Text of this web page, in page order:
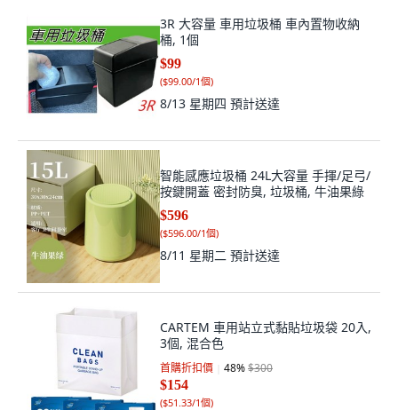
3R 大容量 車用垃圾桶 車內置物收納
桶, 1個
$99
($99.00/1個)
8/13 星期四 預計送達
智能感應垃圾桶 24L大容量 手揮/足弓/
按鍵開蓋 密封防臭, 垃圾桶, 牛油果綠
$596
($596.00/1個)
8/11 星期二 預計送達
CARTEM 車用站立式黏貼垃圾袋 20入,
3個, 混合色
首購折扣價 48%$300
$154
($51.33/1個)